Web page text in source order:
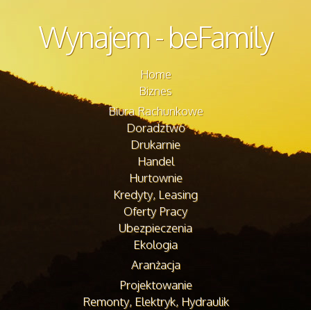
Wynajem - beFamily
Home
Biznes
Biura Rachunkowe
Doradztwo
Drukarnie
Handel
Hurtownie
Kredyty, Leasing
Oferty Pracy
Ubezpieczenia
Ekologia
Aranżacja
Projektowanie
Remonty, Elektryk, Hydraulik